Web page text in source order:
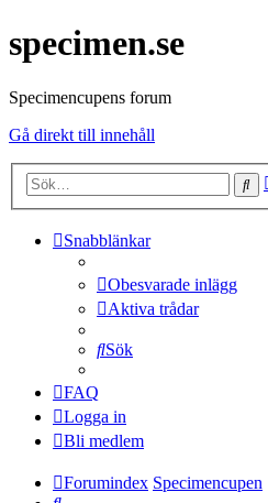
specimen.se
Specimencupens forum
Gå direkt till innehåll
Sök
Snabblänkar
Obesvarade inlägg
Aktiva trådar
Sök
FAQ
Logga in
Bli medlem
Forumindex Specimencupen